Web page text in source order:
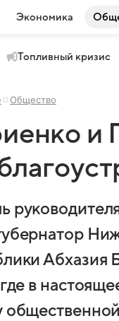
Экономика
Топливный кризис
Общество
и
Абхазия
в